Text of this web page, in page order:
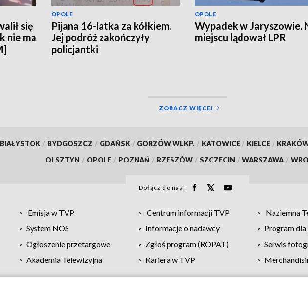
się
nie ma
OPOLE
Pijana 16-latka za kółkiem.
Jej podróż zakończyły
policjantki
OPOLE
Wypadek w Jaryszowie.
miejscu lądował LPR
ZOBACZ WIĘCEJ
BIAŁYSTOK / BYDGOSZCZ / GDAŃSK / GORZÓW WLKP. / KATOWICE / KIELCE /
OLSZTYN / OPOLE / POZNAŃ / RZESZÓW / SZCZECIN / WARSZAWA /
Dołącz do nas:
Emisja w TVP Centrum informacji TVP Naziemna
System NOS Informacje o nadawcy
Program dla
Ogłoszenie przetargowe Zgłoś program (ROPAT)
Serwis
Akademia Telewizyjna Kariera w TVP